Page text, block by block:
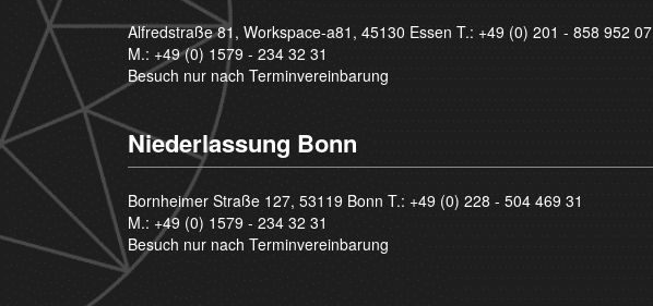
Alfredstraße 81, Workspace-a81, 45130 Essen T.: +49 (0) 201 - 858 952 07
M.: +49 (0) 1579 - 234 32 31
Besuch nur nach Terminvereinbarung
Niederlassung Bonn
Bornheimer Straße 127, 53119 Bonn T.: +49 (0) 228 - 504 469 31
M.: +49 (0) 1579 - 234 32 31
Besuch nur nach Terminvereinbarung